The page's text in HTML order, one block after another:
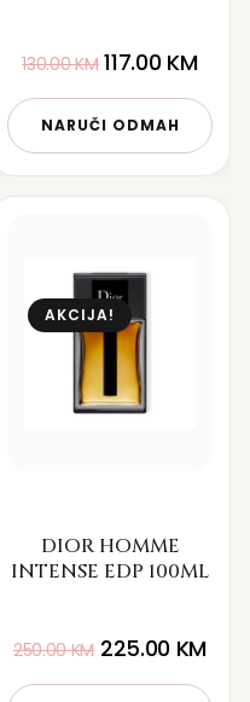
130.00KM 117.00 KM
NARUČI ODMAH
AKCIJA!
DIOR HOMME
INTENSE EDP 100ML
250.00KM 225.00 KM